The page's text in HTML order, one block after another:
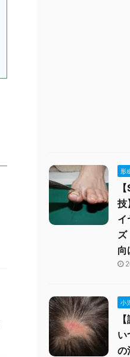
形
技
イ
ズ
向
小
い
の